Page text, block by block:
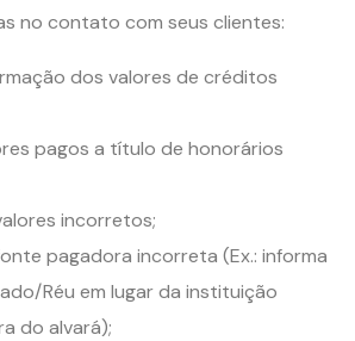
no contato com seus clientes:
dos valores de créditos
pagos a título de honorários
incorretos;
pagadora incorreta (Ex.: informa
Réu em lugar da instituição
do alvará);